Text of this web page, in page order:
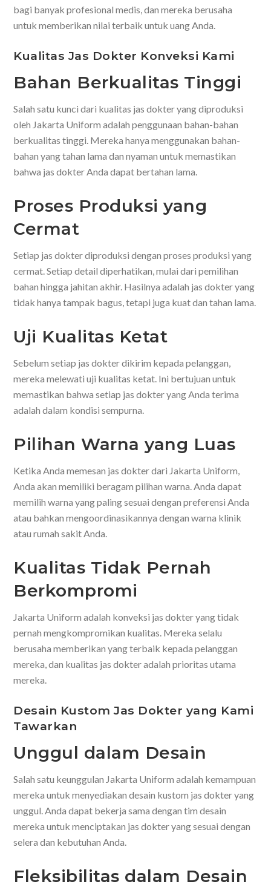
bagi banyak profesional medis, dan mereka berusaha
untuk memberikan nilai terbaik untuk uang Anda.
Kualitas Jas Dokter Konveksi Kami
Bahan Berkualitas Tinggi
Salah satu kunci dari kualitas jas dokter yang diproduksi
oleh Jakarta Uniform adalah penggunaan bahan-bahan
berkualitas tinggi. Mereka hanya menggunakan bahan-
bahan yang tahan lama dan nyaman untuk memastikan
bahwa jas dokter Anda dapat bertahan lama.
Proses Produksi yang
Cermat
Setiap jas dokter diproduksi dengan proses produksi yang
cermat. Setiap detail diperhatikan, mulai dari pemilihan
bahan hingga jahitan akhir. Hasilnya adalah jas dokter yang
tidak hanya tampak bagus, tetapi juga kuat dan tahan lama.
Uji Kualitas Ketat
Sebelum setiap jas dokter dikirim kepada pelanggan,
mereka melewati uji kualitas ketat. Ini bertujuan untuk
memastikan bahwa setiap jas dokter yang Anda terima
adalah dalam kondisi sempurna.
Pilihan Warna yang Luas
Ketika Anda memesan jas dokter dari Jakarta Uniform,
Anda akan memiliki beragam pilihan warna. Anda dapat
memilih warna yang paling sesuai dengan preferensi Anda
atau bahkan mengoordinasikannya dengan warna klinik
atau rumah sakit Anda.
Kualitas Tidak Pernah
Berkompromi
Jakarta Uniform adalah konveksi jas dokter yang tidak
pernah mengkompromikan kualitas. Mereka selalu
berusaha memberikan yang terbaik kepada pelanggan
mereka, dan kualitas jas dokter adalah prioritas utama
mereka.
Desain Kustom Jas Dokter yang Kami
Tawarkan
Unggul dalam Desain
Salah satu keunggulan Jakarta Uniform adalah kemampuan
mereka untuk menyediakan desain kustom jas dokter yang
unggul. Anda dapat bekerja sama dengan tim desain
mereka untuk menciptakan jas dokter yang sesuai dengan
selera dan kebutuhan Anda.
Fleksibilitas dalam Desain